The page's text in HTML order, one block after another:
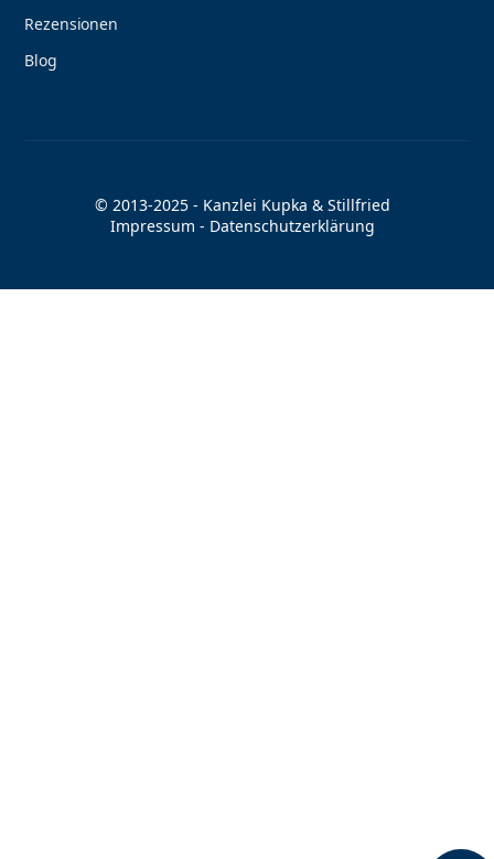
Rezensionen
Blog
© 2013-2025 - Kanzlei Kupka & Stillfried
Impressum - Datenschutzerklärung